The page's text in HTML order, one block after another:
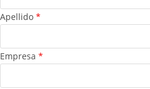
Apellido *
Empresa *